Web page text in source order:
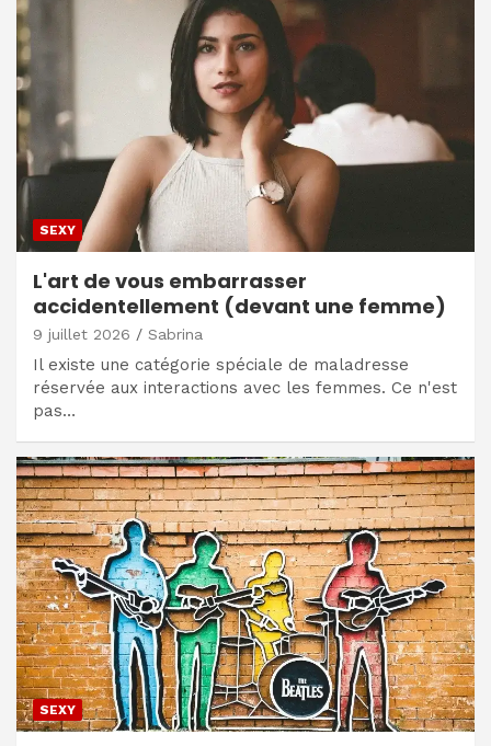
SEXY
L'art de vous embarrasser
accidentellement (devant une femme)
9 juillet 2026 Sabrina
Il existe une catégorie spéciale de maladresse
réservée aux interactions avec les femmes. Ce n'est
pas…
SEXY